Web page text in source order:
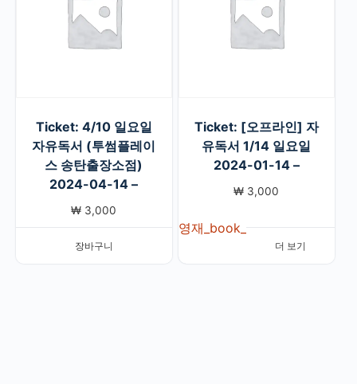
Ticket: 4/10 일요일
자유독서 (투썸플레이
스 송탄출장소점)
2024-04-14 –
₩ 3,000
장바구니
Ticket: [오프라인] 자
유독서 1/14 일요일
2024-01-14 –
₩ 3,000
영재_book_
더 보기